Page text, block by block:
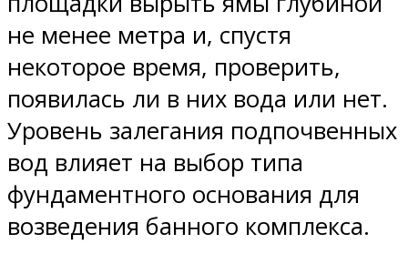
не менее метра и, спустя
некоторое время, проверить,
появилась ли в них вода или нет.
Уровень залегания подпочвенных
вод влияет на выбор типа
фундаментного основания для
возведения банного комплекса.